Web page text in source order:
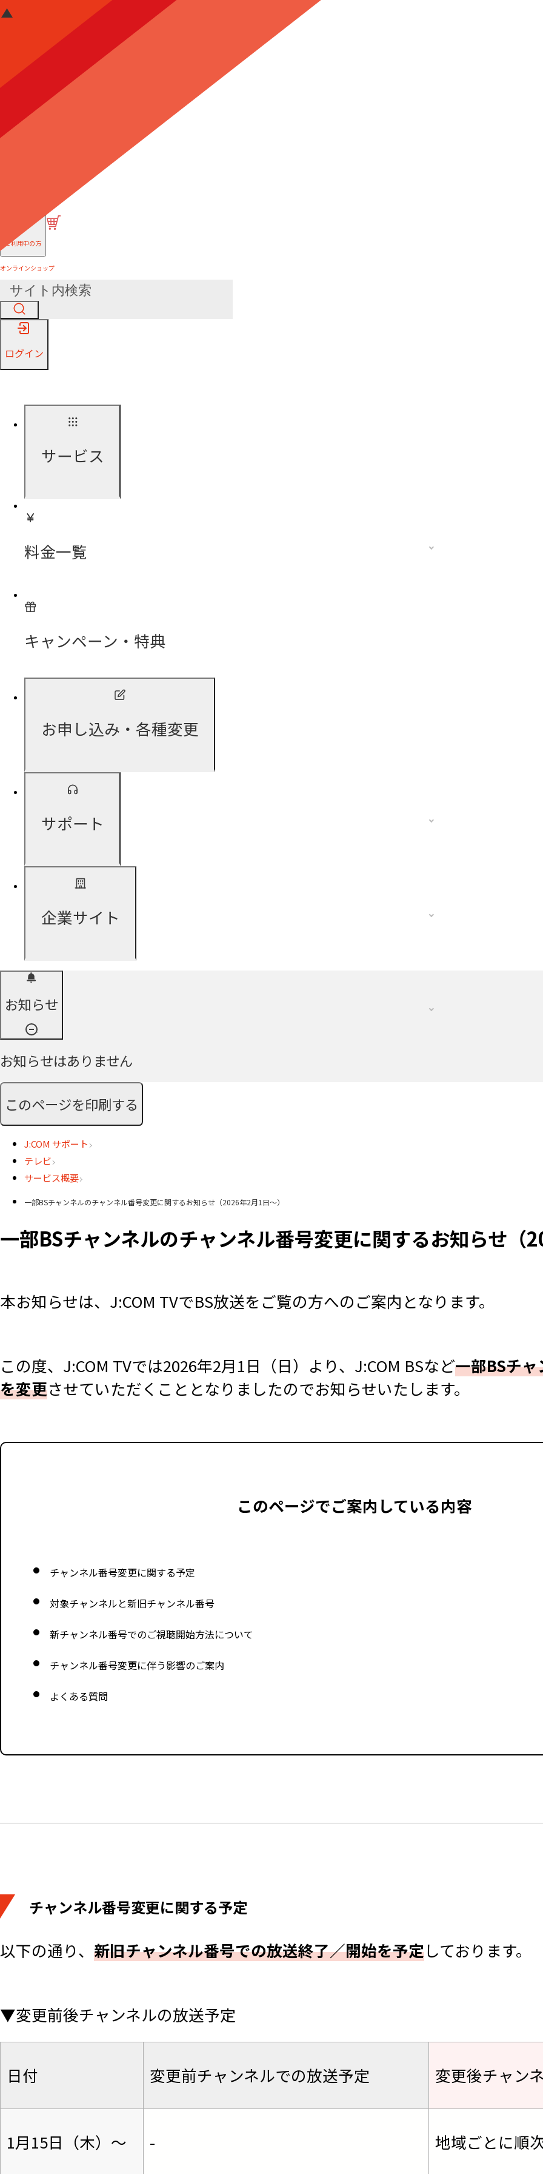
ご利用中の方
オンラインショップ
ログイン
サービス
料金一覧
キャンペーン・特典
お申し込み・各種変更
サポート
企業サイト
お知らせ
お知らせはありません
このページを印刷する
J:COM サポート
テレビ
サービス概要
一部BSチャンネルのチャンネル番号変更に関するお知らせ（2026年2月1日～）
一部BSチャンネルのチャンネル番号変更に関するお知らせ（
本お知らせは、J:COM TVでBS放送をご覧の方へのご案内となります。
この度、J:COM TVでは2026年2月1日（日）より、J:COM BSなど一部BSチ
を変更させていただくこととなりましたのでお知らせいたします。
このページでご案内している内容
チャンネル番号変更に関する予定
対象チャンネルと新旧チャンネル番号
新チャンネル番号でのご視聴開始方法について
チャンネル番号変更に伴う影響のご案内
よくある質問
チャンネル番号変更に関する予定
以下の通り、 新旧チャンネル番号での放送終了／開始を予定しております。
▼変更前後チャンネルの放送予定
日付 変更前チャンネルでの放送予定 変更後チャン
1月15日（木）～ - 地域ごとに順